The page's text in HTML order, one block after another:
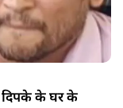
दिपके के घर के